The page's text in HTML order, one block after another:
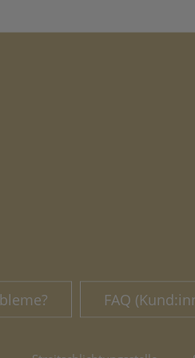
FAQ